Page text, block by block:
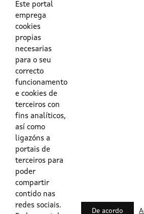
O teu DNI ou o teu NIE.
Este portal
emprega
cookies
propias
necesarias
para o seu
correcto
funcionamento
e cookies de
terceiros con
fins analíticos,
así como
ligazóns a
portais de
terceiros para
poder
compartir
contido nas
redes sociais.
De acordo